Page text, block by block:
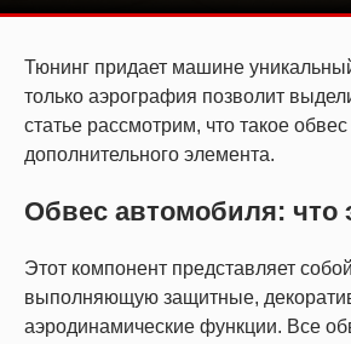
Тюнинг придает машине
только аэрография позволит
статье рассмотрим, что такое
дополнительного элемента.
Обвес автомобиля: что
Этот компонент представляет
выполняющую защитные,
аэродинамические функции. Все